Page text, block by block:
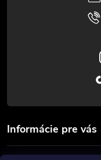
Informácie pre vás